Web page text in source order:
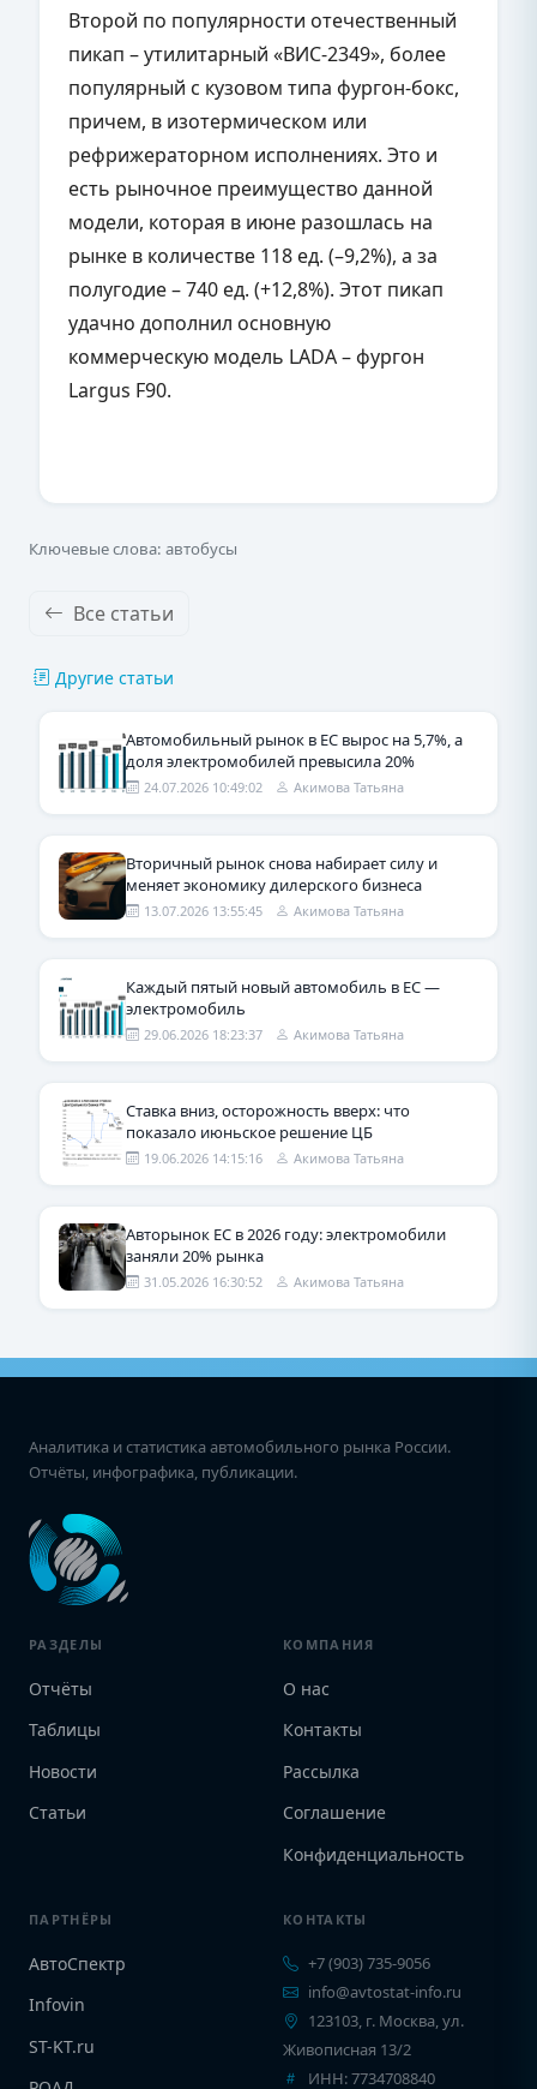
Второй по популярности отечественный
пикап – утилитарный «ВИС-2349», более
популярный с кузовом типа фургон-бокс,
причем, в изотермическом или
рефрижераторном исполнениях. Это и
есть рыночное преимущество данной
модели, которая в июне разошлась на
рынке в количестве 118 ед. (–9,2%), а за
полугодие – 740 ед. (+12,8%). Этот пикап
удачно дополнил основную
коммерческую модель LADA – фургон
Largus F90.
Ключевые слова: автобусы
Все статьи
Другие статьи
Автомобильный рынок в ЕС вырос на 5,7%, а
доля электромобилей превысила 20%
24.07.2026 10:49:02 Акимова Татьяна
Вторичный рынок снова набирает силу и
меняет экономику дилерского бизнеса
13.07.2026 13:55:45 Акимова Татьяна
Каждый пятый новый автомобиль в ЕС —
электромобиль
29.06.2026 18:23:37 Акимова Татьяна
Ставка вниз, осторожность вверх: что
показало июньское решение ЦБ
19.06.2026 14:15:16 Акимова Татьяна
Авторынок ЕС в 2026 году: электромобили
заняли 20% рынка
31.05.2026 16:30:52 Акимова Татьяна
Аналитика и статистика автомобильного рынка России.
Отчёты, инфографика, публикации.
РАЗДЕЛЫ
Отчёты
Таблицы
Новости
Статьи
КОМПАНИЯ
О нас
Контакты
Рассылка
Соглашение
Конфиденциальность
ПАРТНЁРЫ
АвтоСпектр
Infovin
ST-KT.ru
КОНТАКТЫ
+7 (903) 735-9056
info@avtostat-info.ru
123103, г. Москва, ул.
Живописная 13/2
ИНН: 7734708840